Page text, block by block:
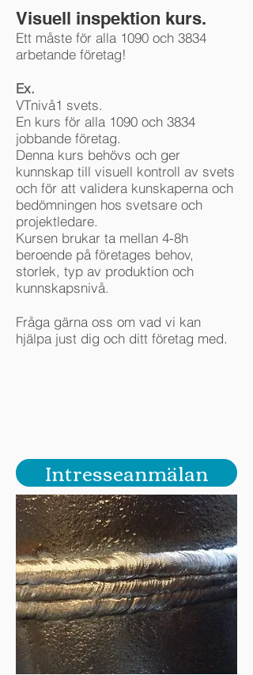
Visuell inspektion kurs.
Ett måste för alla 1090 och 3834
arbetande företag!
Ex.
VTnivå1 svets.
En kurs för alla 1090 och 3834
jobbande företag.
Denna kurs behövs och ger
kunnskap till visuell kontroll av svets
och för att validera kunskaperna och
bedömningen hos svetsare och
projektledare.
Kursen brukar ta mellan 4-8h
beroende på företages behov,
storlek, typ av produktion och
kunnskapsnivå.
Fråga gärna oss om vad vi kan
hjälpa just dig och ditt företag med.
Intresseanmälan